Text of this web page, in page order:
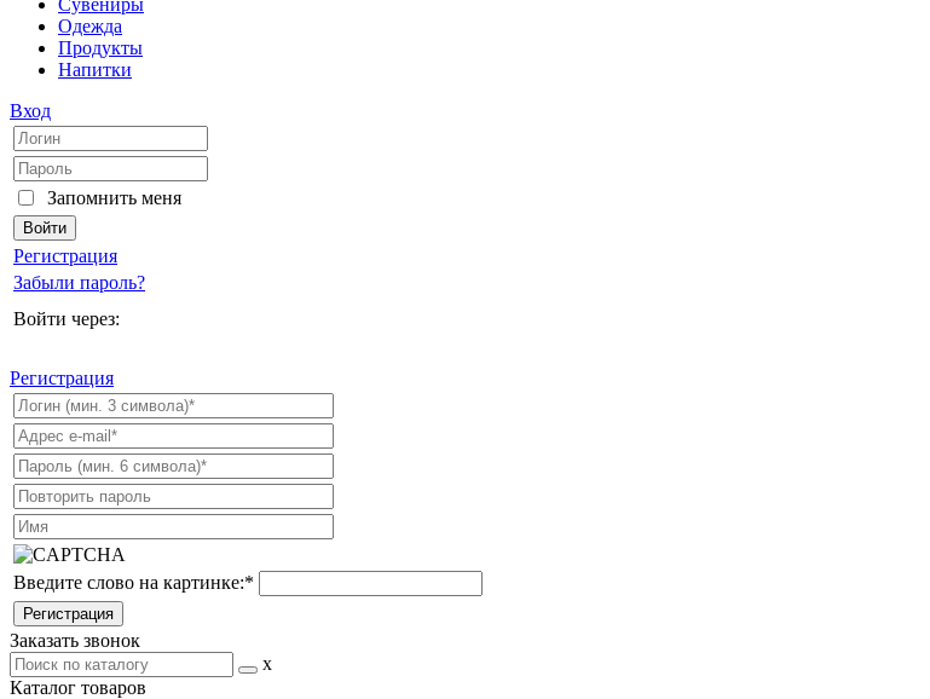
Сувениры
Одежда
Продукты
Напитки
Вход
Запомнить меня
Регистрация
Забыли пароль?
Войти через:
Регистрация
Введите слово на картинке:*
Заказать звонок
x
Каталог товаров